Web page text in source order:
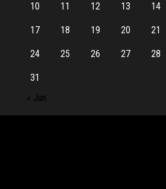
10 11 12 13 14
17 18 19 20 21
24 25 26 27 28
31
« Jun